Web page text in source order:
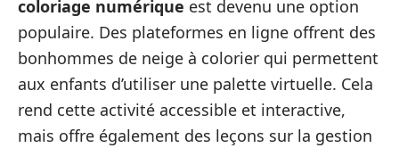
coloriage numérique est devenu une option
populaire. Des plateformes en ligne offrent des
bonhommes de neige à colorier qui permettent
aux enfants d’utiliser une palette virtuelle. Cela
rend cette activité accessible et interactive,
mais offre également des leçons sur la gestion